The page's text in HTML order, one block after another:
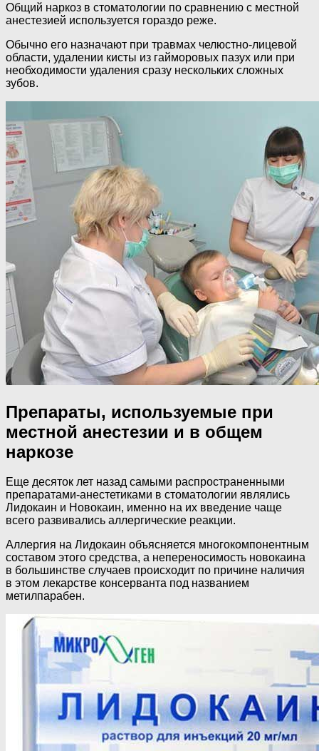
Общий наркоз в стоматологии по сравнению с местной
анестезией используется гораздо реже.
Обычно его назначают при травмах челюстно-лицевой
области, удалении кисты из гайморовых пазух или при
необходимости удаления сразу нескольких сложных
зубов.
Препараты, используемые при
местной анестезии и в общем
наркозе
Еще десяток лет назад самыми распространенными
препаратами-анестетиками в стоматологии являлись
Лидокаин и Новокаин, именно на их введение чаще
всего развивались аллергические реакции.
Аллергия на Лидокаин объясняется многокомпонентным
составом этого средства, а непереносимость новокаина
в большинстве случаев происходит по причине наличия
в этом лекарстве консерванта под названием
метилпарабен.